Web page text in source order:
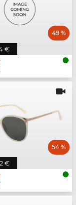
€
49 %
€
54 %